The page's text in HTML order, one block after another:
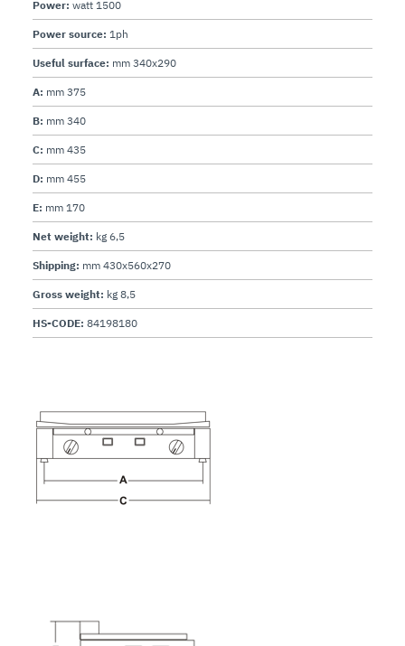
Power: watt 1500
Power source: 1ph
Useful surface: mm 340x290
A: mm 375
B: mm 340
C: mm 435
D: mm 455
E: mm 170
Net weight: kg 6,5
Shipping: mm 430x560x270
Gross weight: kg 8,5
HS-CODE: 84198180